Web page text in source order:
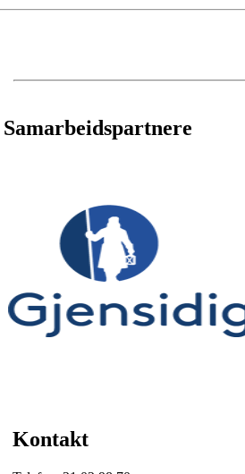
Samarbeidspartnere
Kontakt